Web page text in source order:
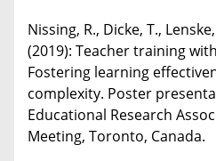
Nissing, R., Dicke, T.,
(2019): Teacher training
Fostering learning
complexity. Poster
Educational Research
Meeting, Toronto, Canada.